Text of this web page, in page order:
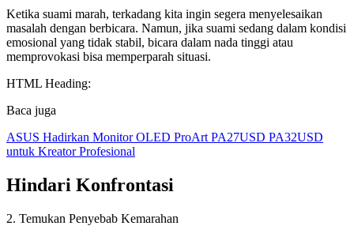
Ketika suami marah, terkadang kita ingin segera menyelesaikan
masalah dengan berbicara. Namun, jika suami sedang dalam kondisi
emosional yang tidak stabil, bicara dalam nada tinggi atau
memprovokasi bisa memperparah situasi.
HTML Heading:
Baca juga
ASUS Hadirkan Monitor OLED ProArt PA27USD PA32USD
untuk Kreator Profesional
Hindari Konfrontasi
2. Temukan Penyebab Kemarahan